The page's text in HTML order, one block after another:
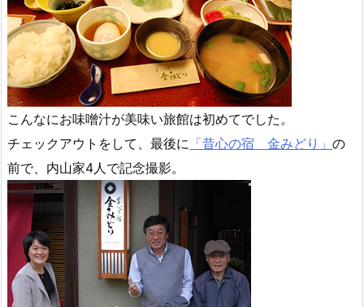
こんなにお味噌汁が美味い旅館は初めてでした。
チェックアウトをして、最後に 「昔心の宿 金みどり」 の
前で、内山家4人で記念撮影。